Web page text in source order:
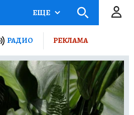
ЕЩЕ
РАДИО РЕКЛАМА